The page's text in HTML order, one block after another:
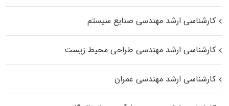
کارشناسی ارشد مهندسی صنایع سیستم
کارشناسی ارشد مهندسی طراحی محیط زیست
کارشناسی ارشد مهندسی عمران